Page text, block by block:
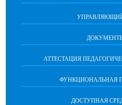
АТТЕСТАЦИЯ
ФУНКЦИОНАЛЬНАЯ
ДОСТУПНАЯ